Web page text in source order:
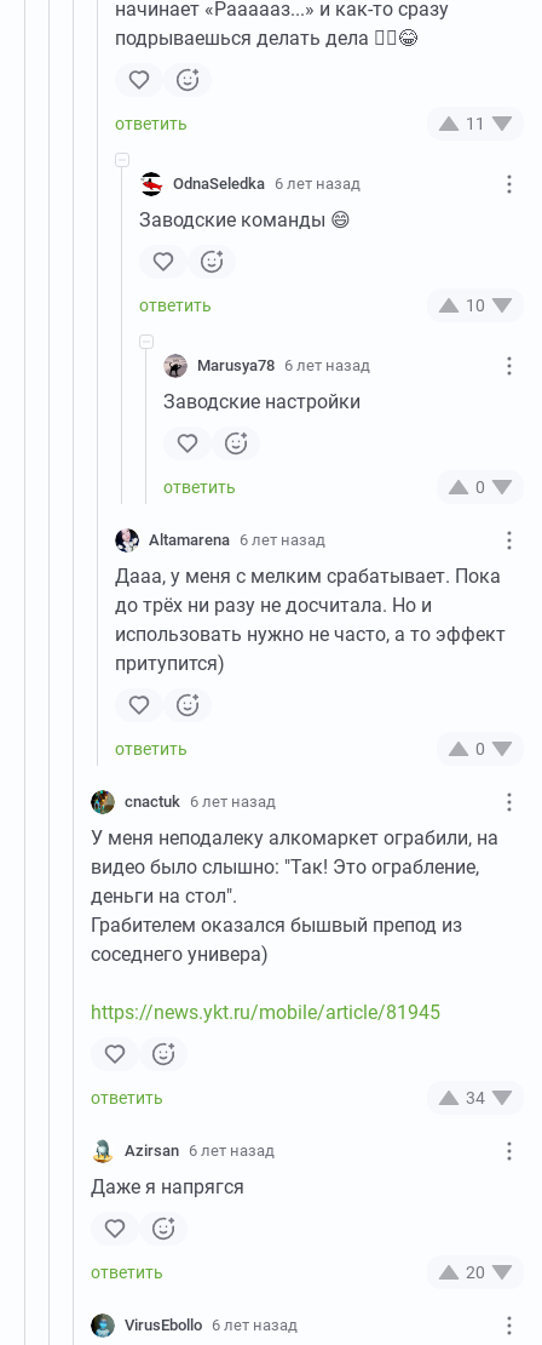
начинает «Раааааз...» и как-то сразу
подрываешься делать дела 🤦‍♂️😂
11
OdnaSeledka 6 лет назад
Заводские команды 😄
10
Marusya78 6 лет назад
Заводские настройки
0
Altamarena 6 лет назад
Дааа, у меня с мелким срабатывает. Пока
до трёх ни разу не досчитала. Но и
использовать нужно не часто, а то эффект
притупится)
0
cnactuk 6 лет назад
У меня неподалеку алкомаркет ограбили, на
видео было слышно: "Так! Это ограбление,
деньги на стол".
Грабителем оказался бышвый препод из
соседнего универа)
https://news.ykt.ru/mobile/article/81945
34
Azirsan 6 лет назад
Даже я напрягся
20
VirusEbollo 6 лет назад